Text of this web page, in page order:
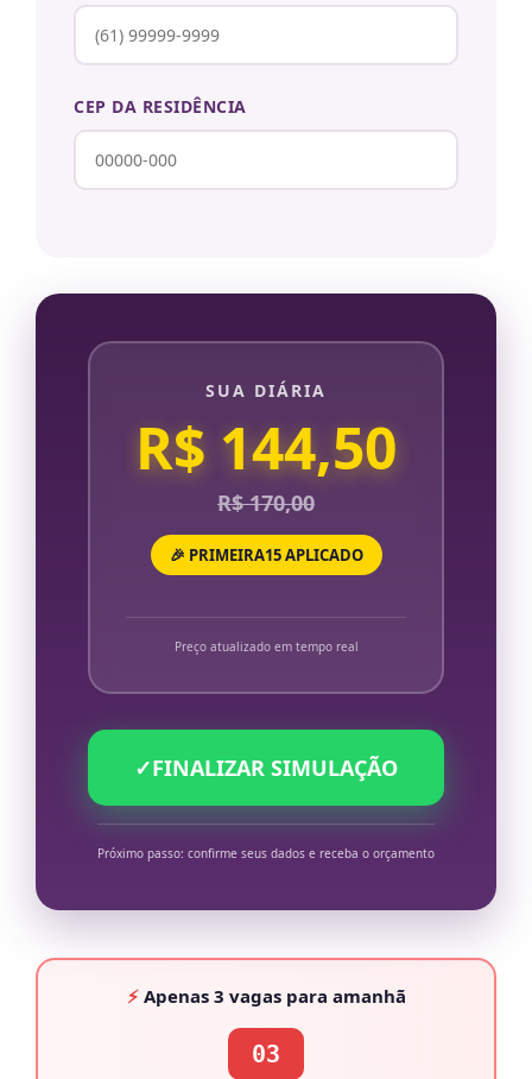
CEP DA RESIDÊNCIA
SUA DIÁRIA
R$ 144,50
R$ 170,00
🎉 PRIMEIRA15 APLICADO
Preço atualizado em tempo real
✓FINALIZAR SIMULAÇÃO
Próximo passo: confirme seus dados e receba o orçamento
⚡Apenas 3 vagaspara amanhã
03